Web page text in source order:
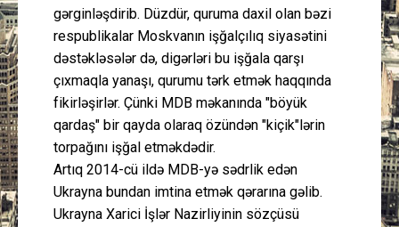
gərginləşdirib. Düzdür, quruma daxil olan bəzi
respublikalar Moskvanın işğalçılıq siyasətini
dəstəkləsələr də, digərləri bu işğala qarşı
çıxmaqla yanaşı, qurumu tərk etmək haqqında
fikirləşirlər. Çünki MDB məkanında "böyük
qardaş" bir qayda olaraq özündən "kiçik"lərin
torpağını işğal etməkdədir.
Artıq 2014-cü ildə MDB-yə sədrlik edən
Ukrayna bundan imtina etmək qərarına gəlib.
Ukrayna Xarici İşlər Nazirliyinin sözçüsü